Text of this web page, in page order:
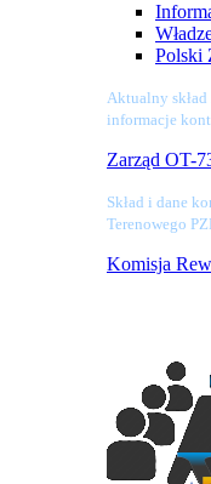
Polski
Aktualny
informacje
Zarząd OT-
Skład i dane
Terenowego
Komisja